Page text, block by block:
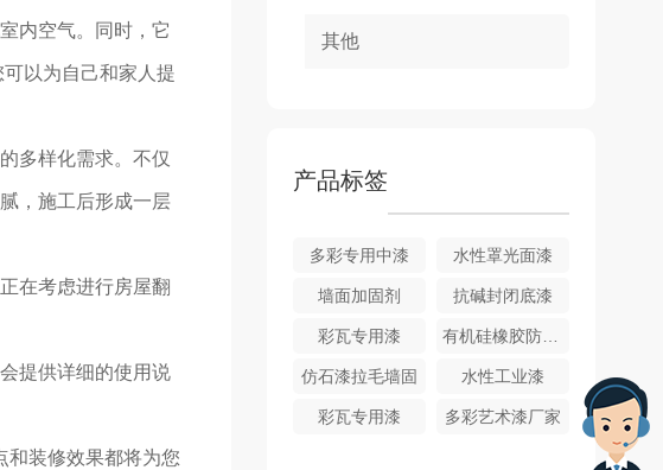
内空气。同时，它
以为自己和家人提
多样化需求。不仅
，施工后形成一层
在考虑进行房屋翻
提供详细的使用说
和装修效果都将为您
其他
产品标签
多彩专用中漆 水性罩光面漆
墙面加固剂 抗碱封闭底漆
彩瓦专用漆 有机硅橡胶防水涂料
仿石漆拉毛墙固 水性工业漆
彩瓦专用漆 多彩艺术漆厂家